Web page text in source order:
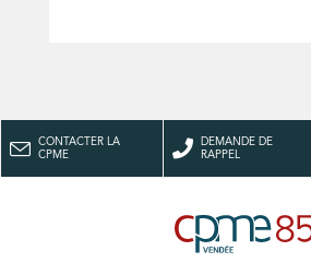
CONTACTER LA
CPME
DEMANDE DE
RAPPEL